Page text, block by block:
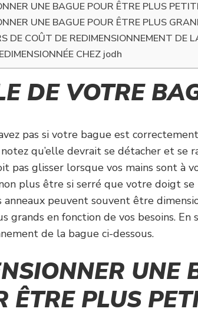
UNE BAGUE POUR ÊTRE PLUS
UNE BAGUE POUR ÊTRE PLUS
DE COÛT DE REDIMENSIONNEMENT DE
CHEZ jodh
DE VOTRE
pas si votre bague est
qu’elle devrait se détacher et se
pas glisser lorsque vos mains sont à
plus être si serré que votre doigt se
anneaux peuvent souvent être
grands en fonction de vos besoins. En
de la bague ci-dessous.
UNE
ÊTRE PLUS